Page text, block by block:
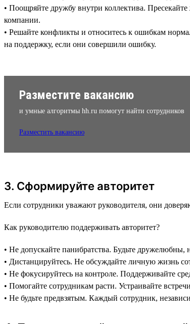
• Поощряйте дружбу внутри коллектива.
компании.
• Решайте конфликты и относитесь к ошибкам
на поддержку, если они совершили ошибку.
Разместите вакансию
и умные алгоритмы hh.ru помогут найти сотрудников
Разместить вакансию
3. Сформируйте авторитет
Если сотрудники уважают руководителя, они
Как руководителю поддерживать авторитет?
• Не допускайте панибратства. Будьте
• Дистанцируйтесь. Не обсуждайте личную жизнь
• Не фокусируйтесь на контроле. Поддерживайте
• Помогайте сотрудникам расти. Устраивайте
• Не будьте предвзятым. Каждый сотрудник,